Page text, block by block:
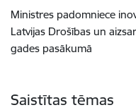
Ministres padomniece
Latvijas Drošības un
gades pasākumā
Saistītas tēmas